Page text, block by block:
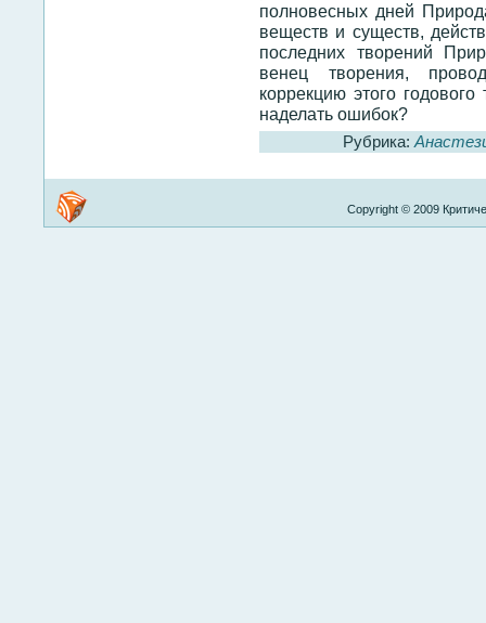
полновесных дней
веществ и существ,
последних творений
венец творения,
коррекцию этого
наделать ошибок?
Рубрика:
Copyright © 2009